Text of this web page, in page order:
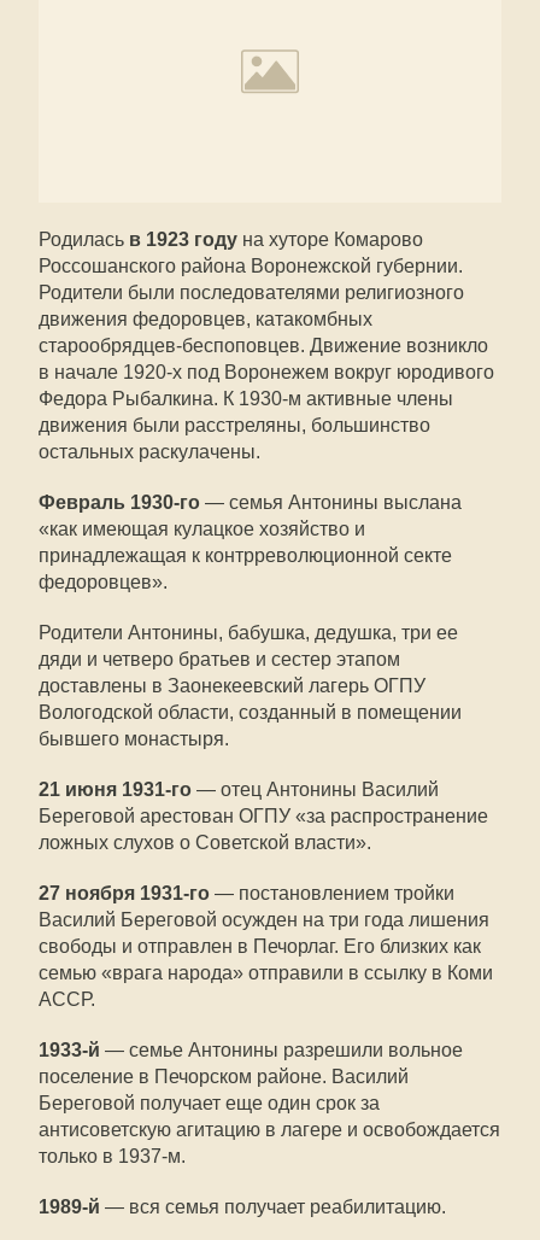
Родилась в 1923 году на хуторе Комарово
Россошанского района Воронежской губернии.
Родители были последователями религиозного
движения федоровцев, катакомбных
старообрядцев-беспоповцев. Движение возникло
в начале 1920-х под Воронежем вокруг юродивого
Федора Рыбалкина. К 1930-м активные члены
движения были расстреляны, большинство
остальных раскулачены.
Февраль 1930-го — семья Антонины выслана
«как имеющая кулацкое хозяйство и
принадлежащая к контрреволюционной секте
федоровцев».
Родители Антонины, бабушка, дедушка, три ее
дяди и четверо братьев и сестер этапом
доставлены в Заонекеевский лагерь ОГПУ
Вологодской области, созданный в помещении
бывшего монастыря.
21 июня 1931-го — отец Антонины Василий
Береговой арестован ОГПУ «за распространение
ложных слухов о Советской власти».
27 ноября 1931-го — постановлением тройки
Василий Береговой осужден на три года лишения
свободы и отправлен в Печорлаг. Его близких как
семью «врага народа» отправили в ссылку в Коми
АССР.
1933-й — семье Антонины разрешили вольное
поселение в Печорском районе. Василий
Береговой получает еще один срок за
антисоветскую агитацию в лагере и освобождается
только в 1937-м.
1989-й — вся семья получает реабилитацию.